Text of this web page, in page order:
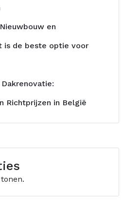
en
is de beste optie voor
Richtprijzen in België